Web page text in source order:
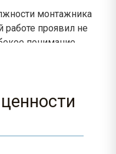
монтажника
работе проявил не
понимание
склад
стал не только
систем, но
новых,
решений,